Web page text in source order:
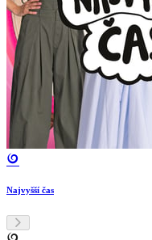
Najvyšší čas